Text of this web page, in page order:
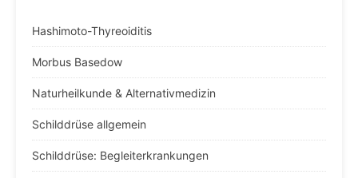
Hashimoto-Thyreoiditis
Morbus Basedow
Naturheilkunde & Alternativmedizin
Schilddrüse allgemein
Schilddrüse: Begleiterkrankungen